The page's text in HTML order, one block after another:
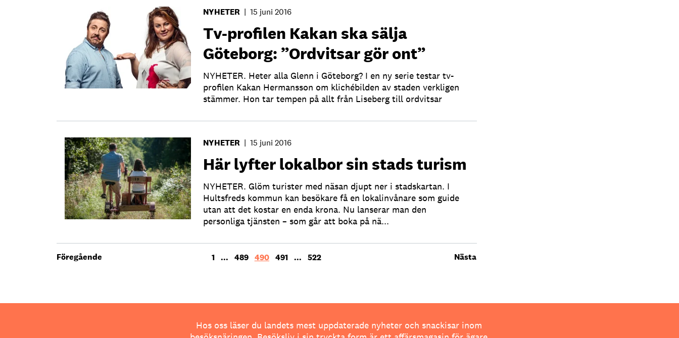
NYHETER | 15 juni 2016
Tv-profilen Kakan ska sälja
Göteborg: ”Ordvitsar gör ont”
NYHETER. Heter alla Glenn i Göteborg? I en ny serie testar tv-
profilen Kakan Hermansson om klichébilden av staden verkligen
stämmer. Hon tar tempen på allt från Liseberg till ordvitsar
NYHETER | 15 juni 2016
Här lyfter lokalbor sin stads turism
NYHETER. Glöm turister med näsan djupt ner i stadskartan. I
Hultsfreds kommun kan besökare få en lokalinvånare som guide
utan att det kostar en enda krona. Nu lanserar man den
personliga tjänsten – som går att boka på nä...
Föregående 1 ... 489 490 491 ... 522 Nästa
Hos oss läser du landets mest uppdaterade nyheter och snackisar inom